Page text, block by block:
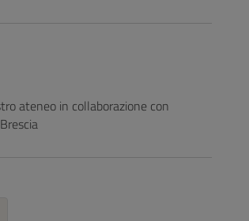
ateneo in collaborazione con